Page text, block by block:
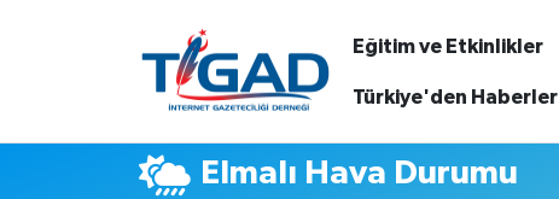
Eğitim ve Etkinlikler
Türkiye'den Haberler
Elmalı Hava Durumu
Nöbetçi Eczaneler
Hava Durumu